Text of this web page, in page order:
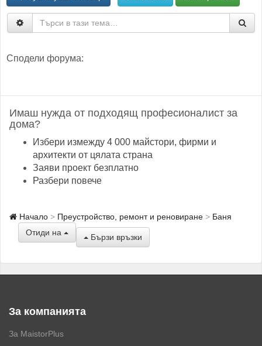
Сподели форума:
Имаш нужда от подходящ професионалист за
дома?
Избери измежду 4 000 майстори, фирми и
архитекти от цялата страна
Заяви проект безплатно
Разбери повече
Начало Преустройство, ремонт и реновиране
Баня
Отиди на
Бързи връзки
За компанията
За MaistorPlus